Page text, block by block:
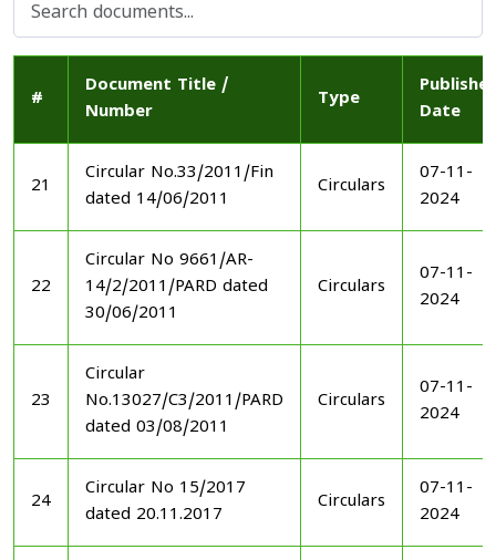
#
Document Title /
Number
Type
Date
21
Circular No.33/2011/Fin
dated 14/06/2011
Circulars
07-11-
2024
22
Circular No 9661/AR-
14/2/2011/PARD dated
30/06/2011
Circulars
07-11-
2024
23
Circular
No.13027/C3/2011/PARD
dated 03/08/2011
Circulars
07-11-
2024
24
Circular No 15/2017
dated 20.11.2017
Circulars
07-11-
2024